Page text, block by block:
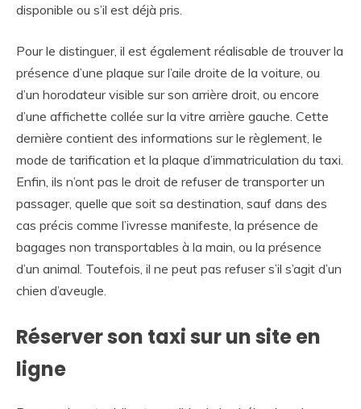
disponible ou s’il est déjà pris.
Pour le distinguer, il est également réalisable de trouver la
présence d’une plaque sur l’aile droite de la voiture, ou
d’un horodateur visible sur son arrière droit, ou encore
d’une affichette collée sur la vitre arrière gauche. Cette
dernière contient des informations sur le règlement, le
mode de tarification et la plaque d’immatriculation du taxi.
Enfin, ils n’ont pas le droit de refuser de transporter un
passager, quelle que soit sa destination, sauf dans des
cas précis comme l’ivresse manifeste, la présence de
bagages non transportables à la main, ou la présence
d’un animal. Toutefois, il ne peut pas refuser s’il s’agit d’un
chien d’aveugle.
Réserver son taxi sur un site en
ligne